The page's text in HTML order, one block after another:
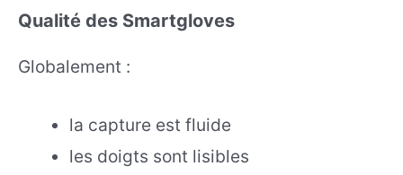
Qualité des Smartgloves
Globalement :
la capture est fluide
les doigts sont lisibles